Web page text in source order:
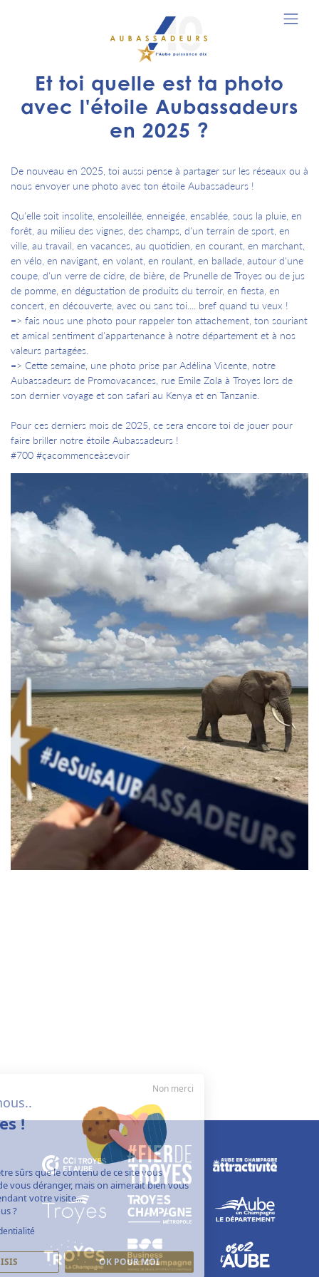
Et toi quelle est ta photo
avec l'étoile Aubassadeurs
en 2025 ?
De nouveau en 2025, toi aussi pense à partager sur les réseaux ou à
nous envoyer une photo avec ton étoile Aubassadeurs !
Qu'elle soit insolite, ensoleillée, enneigée, ensablée, sous la pluie, en
forêt, au milieu des vignes, des champs, d'un terrain de sport, en
ville, au travail, en vacances, au quotidien, en courant, en marchant,
en vélo, en navigant, en volant, en roulant, en ballade, autour d'une
coupe, d'un verre de cidre, de bière, de Prunelle de Troyes ou de jus
de pomme, en dégustation de produits du terroir, en fiesta, en
concert, en découverte, avec ou sans toi.... bref quand tu veux !
=> fais nous une photo pour rappeler ton attachement, ton souriant
et amical sentiment d'appartenance à notre département et à nos
valeurs partagées.
=> Cette semaine, une photo prise par Adélina Vicente, notre
Aubassadeurs de Promovacances, rue Emile Zola à Troyes lors de
son dernier voyage et son safari au Kenya et en Tanzanie.
Pour ces derniers mois de 2025, ce sera encore toi de jouer pour
faire briller notre étoile Aubassadeurs !
#700 #çacommenceàsevoir
Salut c'est nous..
les cookies !
On a attendu d'être sûrs que le contenu de ce site vous
intéresse avant de vous déranger, mais on aimerait bien vous
accompagner pendant votre visite...
C'est OK pour vous ?
Politique de confidentialité
JE CHOISIS OK POUR MOI